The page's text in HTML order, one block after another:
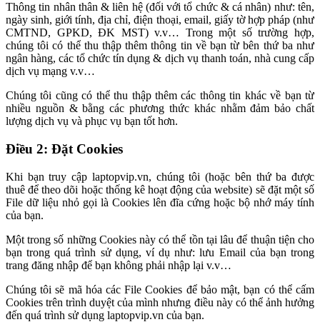
Thông tin nhân thân & liên hệ (đối với tổ chức & cá nhân) như: tên,
ngày sinh, giới tính, địa chỉ, điện thoại, email, giấy tờ hợp pháp (như
CMTND, GPKD, ĐK MST) v.v… Trong một số trường hợp,
chúng tôi có thể thu thập thêm thông tin về bạn từ bên thứ ba như
ngân hàng, các tổ chức tín dụng & dịch vụ thanh toán, nhà cung cấp
dịch vụ mạng v.v…
Chúng tôi cũng có thể thu thập thêm các thông tin khác về bạn từ
nhiều nguồn & bằng các phương thức khác nhằm đảm bảo chất
lượng dịch vụ và phục vụ bạn tốt hơn.
Điều 2: Đặt Cookies
Khi bạn truy cập laptopvip.vn, chúng tôi (hoặc bên thứ ba được
thuê để theo dõi hoặc thống kê hoạt động của website) sẽ đặt một số
File dữ liệu nhỏ gọi là Cookies lên đĩa cứng hoặc bộ nhớ máy tính
của bạn.
Một trong số những Cookies này có thể tồn tại lâu để thuận tiện cho
bạn trong quá trình sử dụng, ví dụ như: lưu Email của bạn trong
trang đăng nhập để bạn không phải nhập lại v.v…
Chúng tôi sẽ mã hóa các File Cookies để bảo mật, bạn có thể cấm
Cookies trên trình duyệt của mình nhưng điều này có thể ảnh hưởng
đến quá trình sử dụng laptopvip.vn của bạn.